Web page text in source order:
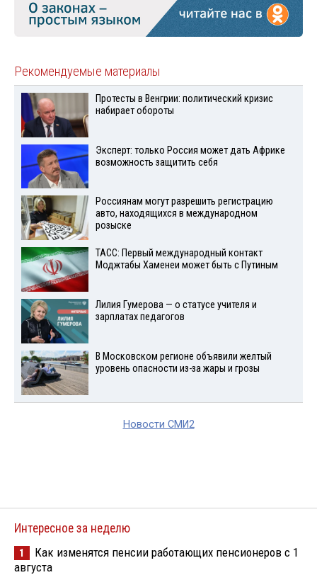
Рекомендуемые материалы
Протесты в Венгрии: политический кризис
набирает обороты
Эксперт: только Россия может дать Африке
возможность защитить себя
Россиянам могут разрешить регистрацию
авто, находящихся в международном
розыске
ТАСС: Первый международный контакт
Моджтабы Хаменеи может быть с Путиным
Лилия Гумерова — о статусе учителя и
зарплатах педагогов
В Московском регионе объявили желтый
уровень опасности из-за жары и грозы
Новости СМИ2
Интересное за неделю
1
Как изменятся пенсии работающих пенсионеров с 1
августа